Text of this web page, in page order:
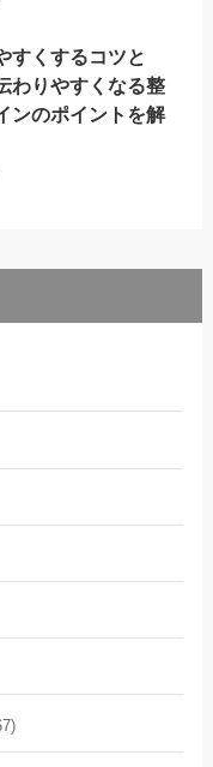
すくするコツと
わりやすくなる整
ンのポイントを解